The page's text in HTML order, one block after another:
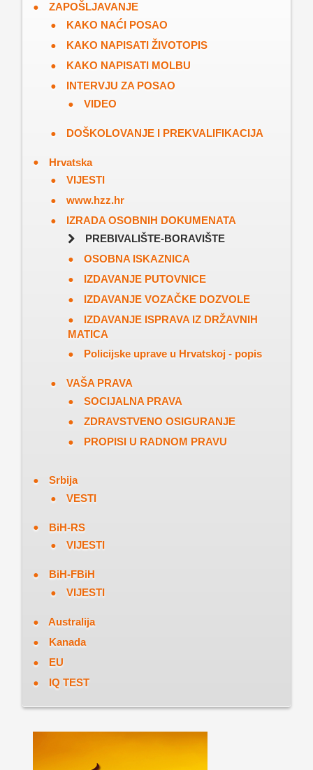
ZAPOŠLJAVANJE
KAKO NAĆI POSAO
KAKO NAPISATI ŽIVOTOPIS
KAKO NAPISATI MOLBU
INTERVJU ZA POSAO
VIDEO
DOŠKOLOVANJE I PREKVALIFIKACIJA
Hrvatska
VIJESTI
www.hzz.hr
IZRADA OSOBNIH DOKUMENATA
PREBIVALIŠTE-BORAVIŠTE
OSOBNA ISKAZNICA
IZDAVANJE PUTOVNICE
IZDAVANJE VOZAČKE DOZVOLE
IZDAVANJE ISPRAVA IZ DRŽAVNIH
MATICA
Policijske uprave u Hrvatskoj - popis
VAŠA PRAVA
SOCIJALNA PRAVA
ZDRAVSTVENO OSIGURANJE
PROPISI U RADNOM PRAVU
Srbija
VESTI
BiH-RS
VIJESTI
BiH-FBiH
VIJESTI
Australija
Kanada
EU
IQ TEST